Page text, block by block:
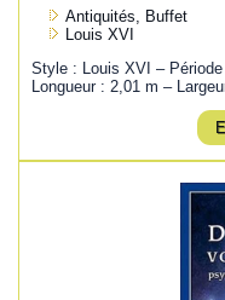
Antiquités, Buffet
Louis XVI
Style : Louis XVI –
Longueur : 2,01 m –